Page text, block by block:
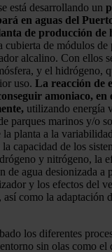
está desarrollando un
en aguas del
de producción de
cubierta de módulos
alcalino. Con ellos
y el hidrógeno,
uso. La reacción de
amoniaco, en
utilizando energía
parques marinos y/o
planta a la
capacidad de los
y nitrógeno, la
de agua desionizada a
y los efectos del
así como la adaptación
los diferentes
sin olas como el